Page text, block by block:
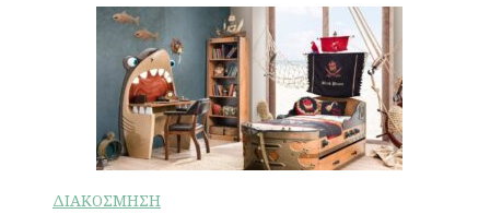
ΔΙΑΚΟΣΜΗΣΗ